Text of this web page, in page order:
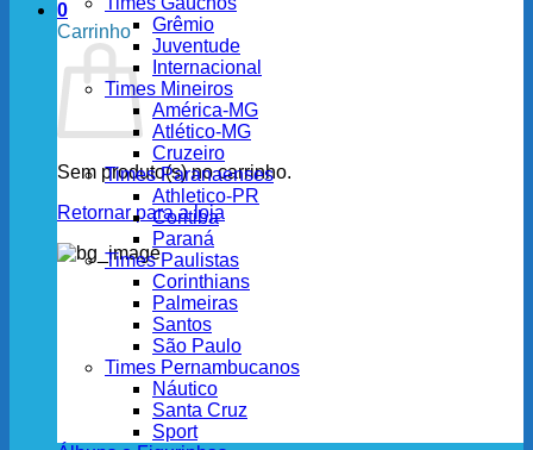
0
Carrinho
Sem produto(s) no carrinho.
Retornar para a loja
Grêmio
Juventude
Internacional
Times Mineiros
América-MG
Atlético-MG
Cruzeiro
Times Paranaenses
Athletico-PR
Coritiba
Paraná
Times Paulistas
Corinthians
Palmeiras
Santos
São Paulo
Times Pernambucanos
Náutico
Santa Cruz
Sport